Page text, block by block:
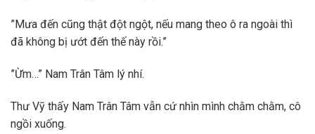
”Mưa đến cũng thật đột ngột, nếu mang theo ô ra ngoài thì
đã không bị ướt đến thế này rồi.”
”Ừm…” Nam Trân Tâm lý nhí.
Thư Vỹ thấy Nam Trân Tâm vẫn cứ nhìn mình chằm chằm, cô
ngồi xuống.